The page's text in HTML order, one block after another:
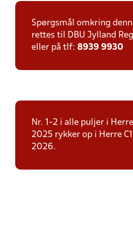
Spørgsmål omkring
rettes til DBU Jylland
eller på tlf: 8939 9930
Nr. 1-2 i alle puljer i
2025 rykker op i Herre
2026.